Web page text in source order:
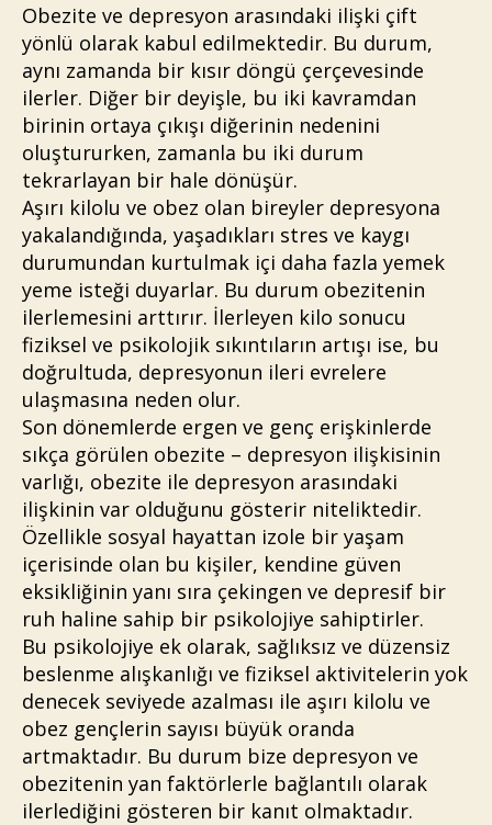
Obezite ve depresyon arasındaki ilişki çift
yönlü olarak kabul edilmektedir. Bu durum,
aynı zamanda bir kısır döngü çerçevesinde
ilerler. Diğer bir deyişle, bu iki kavramdan
birinin ortaya çıkışı diğerinin nedenini
oluştururken, zamanla bu iki durum
tekrarlayan bir hale dönüşür.
Aşırı kilolu ve obez olan bireyler depresyona
yakalandığında, yaşadıkları stres ve kaygı
durumundan kurtulmak içi daha fazla yemek
yeme isteği duyarlar. Bu durum obezitenin
ilerlemesini arttırır. İlerleyen kilo sonucu
fiziksel ve psikolojik sıkıntıların artışı ise, bu
doğrultuda, depresyonun ileri evrelere
ulaşmasına neden olur.
Son dönemlerde ergen ve genç erişkinlerde
sıkça görülen obezite – depresyon ilişkisinin
varlığı, obezite ile depresyon arasındaki
ilişkinin var olduğunu gösterir niteliktedir.
Özellikle sosyal hayattan izole bir yaşam
içerisinde olan bu kişiler, kendine güven
eksikliğinin yanı sıra çekingen ve depresif bir
ruh haline sahip bir psikolojiye sahiptirler.
Bu psikolojiye ek olarak, sağlıksız ve düzensiz
beslenme alışkanlığı ve fiziksel aktivitelerin yok
denecek seviyede azalması ile aşırı kilolu ve
obez gençlerin sayısı büyük oranda
artmaktadır. Bu durum bize depresyon ve
obezitenin yan faktörlerle bağlantılı olarak
ilerlediğini gösteren bir kanıt olmaktadır.